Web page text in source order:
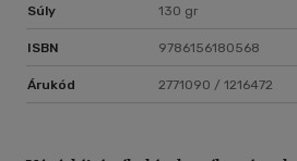
Súly 130 gr
ISBN 9786156180568
Árukód 2771090 / 1216472